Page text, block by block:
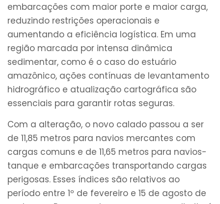
embarcações com maior porte e maior carga,
reduzindo restrições operacionais e
aumentando a eficiência logística. Em uma
região marcada por intensa dinâmica
sedimentar, como é o caso do estuário
amazônico, ações contínuas de levantamento
hidrográfico e atualização cartográfica são
essenciais para garantir rotas seguras.
Com a alteração, o novo calado passou a ser
de 11,85 metros para navios mercantes com
cargas comuns e de 11,65 metros para navios-
tanque e embarcações transportando cargas
perigosas. Esses índices são relativos ao
período entre 1º de fevereiro e 15 de agosto de